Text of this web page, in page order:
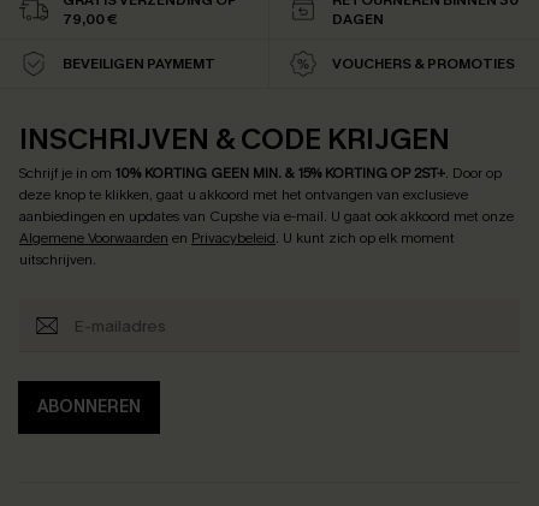
79,00 €
DAGEN
BEVEILIGEN PAYMEMT VOUCHERS & PROMOTIES
INSCHRIJVEN & CODE KRIJGEN
Schrijf je in om 10% KORTING GEEN MIN. & 15% KORTING OP 2ST+. Door op
deze knop te klikken, gaat u akkoord met het ontvangen van exclusieve
aanbiedingen en updates van Cupshe via e-mail. U gaat ook akkoord met onze
Algemene Voorwaarden en Privacybeleid. U kunt zich op elk moment
uitschrijven.
ABONNEREN